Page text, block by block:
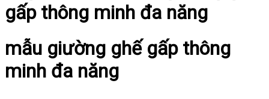
gấp thông minh đa năng
mẫu giường ghế gấp thông
minh đa năng